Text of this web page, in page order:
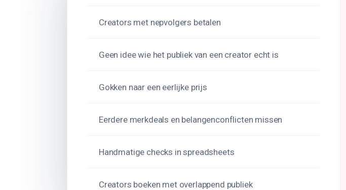
Creators met nepvolgers betalen
Geen idee wie het publiek van een creator echt is
Gokken naar een eerlijke prijs
Eerdere merkdeals en belangenconflicten missen
Handmatige checks in spreadsheets
Creators boeken met overlappend publiek